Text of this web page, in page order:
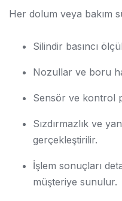
Her dolum veya bakım
Silindir basıncı
Nozullar ve boru
Sensör ve kontrol
Sızdırmazlık ve
gerçekleştirilir.
İşlem sonuçları
müşteriye sunulur.